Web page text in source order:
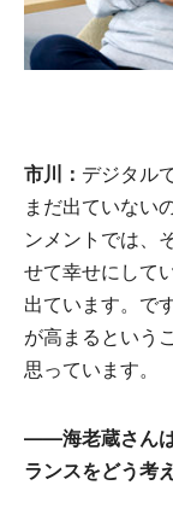
市川： デジタル
まだ出ていない
ンメントでは、
せて幸せにして
出ています。で
が高まるという
思っています。
――海老蔵さんは
ランスをどう考